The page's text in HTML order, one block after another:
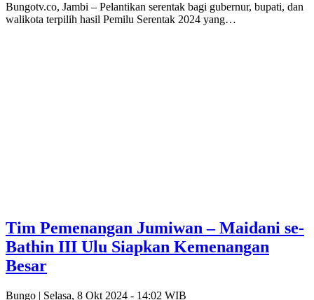
Bungotv.co, Jambi – Pelantikan serentak bagi gubernur, bupati, dan
walikota terpilih hasil Pemilu Serentak 2024 yang…
Tim Pemenangan Jumiwan – Maidani se-
Bathin III Ulu Siapkan Kemenangan
Besar
Bungo | Selasa, 8 Okt 2024 - 14:02 WIB